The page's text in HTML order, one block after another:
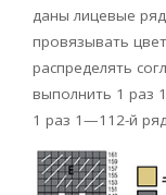
даны лицевые
провязывать
распределять
выполнить 1 раз
1 раз 1—112-й